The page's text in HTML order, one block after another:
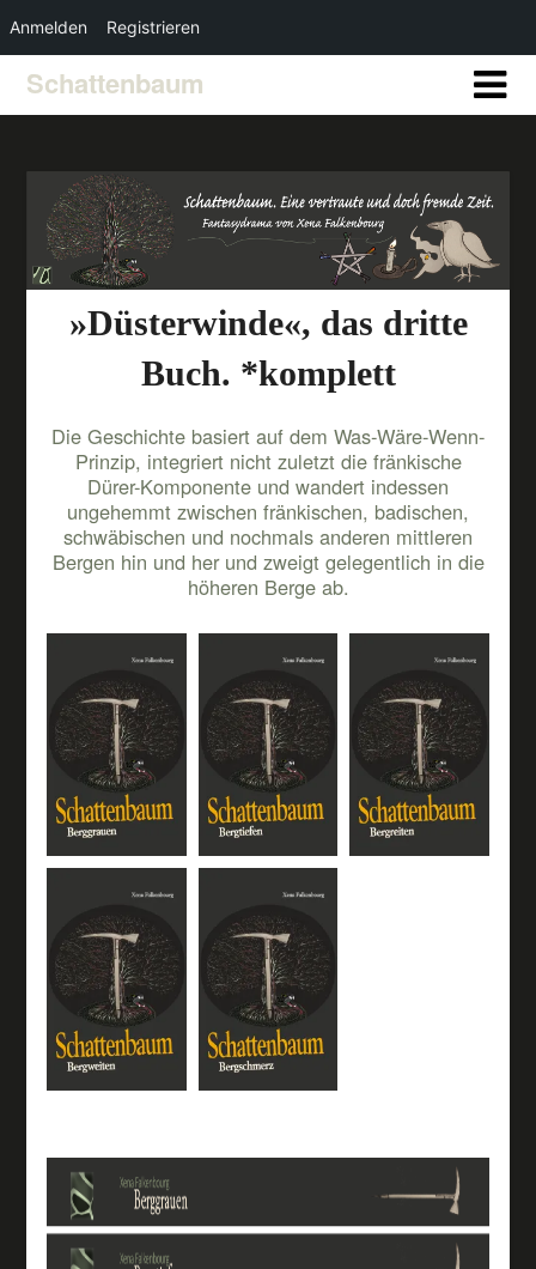
Schattenbaum
»Düsterwinde«, das dritte
Buch. *komplett
Die Geschichte basiert auf dem Was-Wäre-Wenn-
Prinzip, integriert nicht zuletzt die fränkische
Dürer-Komponente und wandert indessen
ungehemmt zwischen fränkischen, badischen,
schwäbischen und nochmals anderen mittleren
Bergen hin und her und zweigt gelegentlich in die
höheren Berge ab.
Anmelden Registrieren